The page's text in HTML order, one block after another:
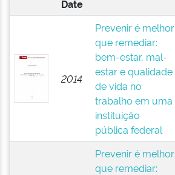
Date
2014
Prevenir é melhor
que remediar:
bem-estar, mal-
estar e qualidade
de vida no
trabalho em uma
instituição
pública federal
Prevenir é melhor
que remediar: